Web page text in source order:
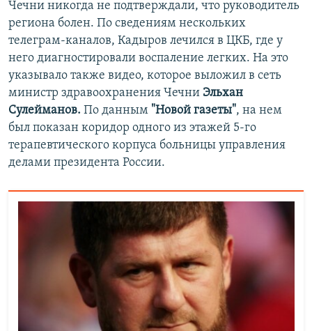
Чечни никогда не подтверждали, что руководитель
региона болен. По сведениям нескольких
телеграм-каналов, Кадыров лечился в ЦКБ, где у
него диагностировали воспаление легких. На это
указывало также видео, которое выложил в сеть
министр здравоохранения Чечни Эльхан
Сулейманов. По данным "Новой газеты", на нем
был показан коридор одного из этажей 5-го
терапевтического корпуса больницы управления
делами президента России.